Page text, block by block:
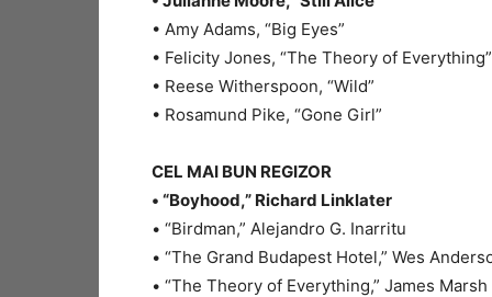
• Amy Adams, “Big Eyes”
• Felicity Jones, “The Theory of Everything”
• Reese Witherspoon, “Wild”
• Rosamund Pike, “Gone Girl”
CEL MAI BUN REGIZOR
• “Boyhood,” Richard Linklater
• “Birdman,” Alejandro G. Inarritu
• “The Grand Budapest Hotel,” Wes
• “The Theory of Everything,” James Marsh